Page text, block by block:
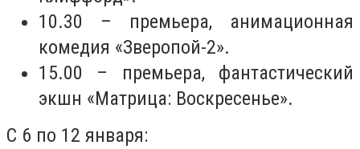
10.30 – премьера, анимационная
комедия «Зверопой-2».
15.00 – премьера, фантастический
экшн «Матрица: Воскресенье».
С 6 по 12 января: